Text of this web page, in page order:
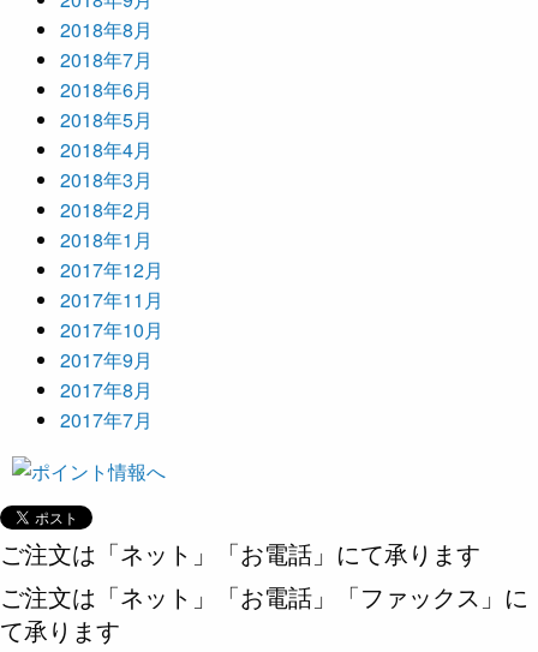
2018年8月
2018年7月
2018年6月
2018年5月
2018年4月
2018年3月
2018年2月
2018年1月
2017年12月
2017年11月
2017年10月
2017年9月
2017年8月
2017年7月
ご注文は「ネット」「お電話」にて承ります
ご注文は「ネット」「お電話」「ファックス」に
て承ります